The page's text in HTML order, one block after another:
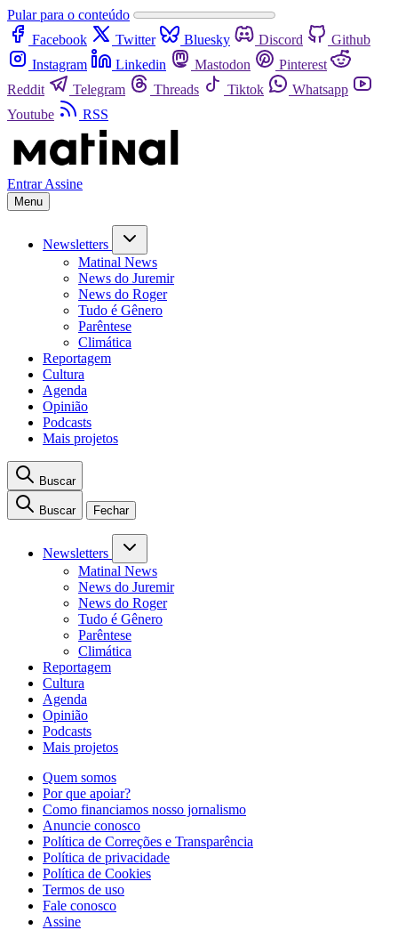
Pular para o conteúdo
Facebook
Twitter Bluesky Discord
Github
Instagram
Linkedin Mastodon
Pinterest
Reddit
Telegram Threads Tiktok
Whatsapp
Youtube
RSS
Entrar Assine
Menu
Newsletters
Matinal News
News do Juremir
News do Roger
Tudo é Gênero
Parêntese
Climática
Reportagem
Cultura
Agenda
Opinião
Podcasts
Mais projetos
Buscar
Buscar Fechar
Newsletters
Matinal News
News do Juremir
News do Roger
Tudo é Gênero
Parêntese
Climática
Reportagem
Cultura
Agenda
Opinião
Podcasts
Mais projetos
Quem somos
Por que apoiar?
Como financiamos nosso jornalismo
Anuncie conosco
Política de Correções e Transparência
Política de privacidade
Política de Cookies
Termos de uso
Fale conosco
Assine